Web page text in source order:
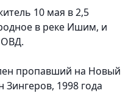
10 мая в 2,5
в реке Ишим, и
пропавший на Новый
Зингеров, 1998 года